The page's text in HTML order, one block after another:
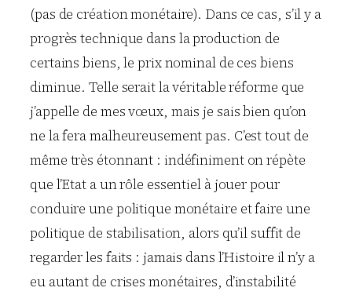
(pas de création monétaire). Dans ce cas, s’il y a
progrès technique dans la production de
certains biens, le prix nominal de ces biens
diminue. Telle serait la véritable réforme que
j’appelle de mes vœux, mais je sais bien qu’on
ne la fera malheureusement pas. C’est tout de
même très étonnant : indéfiniment on répète
que l’Etat a un rôle essentiel à jouer pour
conduire une politique monétaire et faire une
politique de stabilisation, alors qu’il suffit de
regarder les faits : jamais dans l’Histoire il n’y a
eu autant de crises monétaires, d’instabilité